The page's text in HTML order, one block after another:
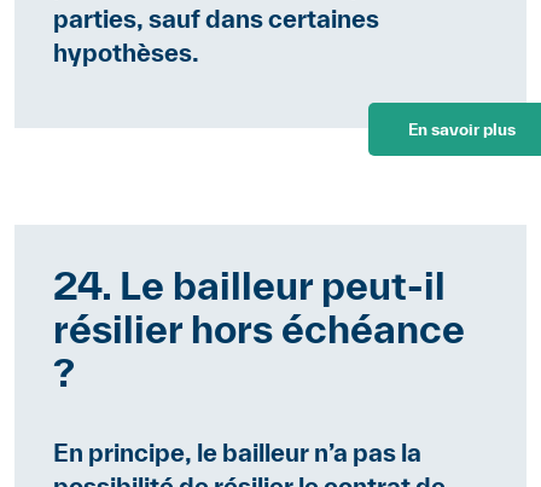
parties, sauf dans certaines
hypothèses.
En savoir plus
24. Le bailleur peut-il
résilier hors échéance
?
En principe, le bailleur n’a pas la